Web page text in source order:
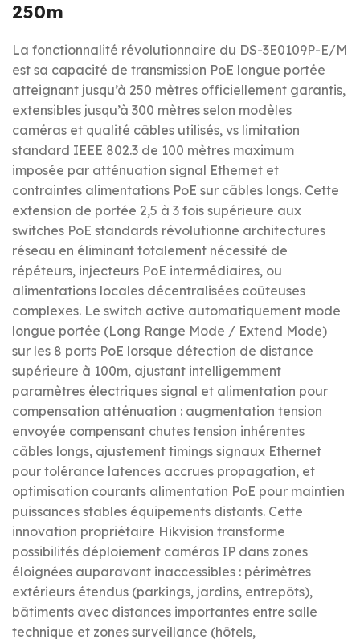
250m
La fonctionnalité révolutionnaire du DS-3E0109P-E/M
est sa capacité de transmission PoE longue portée
atteignant jusqu’à 250 mètres officiellement garantis,
extensibles jusqu’à 300 mètres selon modèles
caméras et qualité câbles utilisés, vs limitation
standard IEEE 802.3 de 100 mètres maximum
imposée par atténuation signal Ethernet et
contraintes alimentations PoE sur câbles longs. Cette
extension de portée 2,5 à 3 fois supérieure aux
switches PoE standards révolutionne architectures
réseau en éliminant totalement nécessité de
répéteurs, injecteurs PoE intermédiaires, ou
alimentations locales décentralisées coûteuses
complexes. Le switch active automatiquement mode
longue portée (Long Range Mode / Extend Mode)
sur les 8 ports PoE lorsque détection de distance
supérieure à 100m, ajustant intelligemment
paramètres électriques signal et alimentation pour
compensation atténuation : augmentation tension
envoyée compensant chutes tension inhérentes
câbles longs, ajustement timings signaux Ethernet
pour tolérance latences accrues propagation, et
optimisation courants alimentation PoE pour maintien
puissances stables équipements distants. Cette
innovation propriétaire Hikvision transforme
possibilités déploiement caméras IP dans zones
éloignées auparavant inaccessibles : périmètres
extérieurs étendus (parkings, jardins, entrepôts),
bâtiments avec distances importantes entre salle
technique et zones surveillance (hôtels,